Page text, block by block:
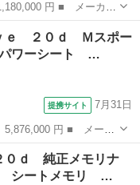
： ｓＤｒｉｖｅ３
リアランスソナー オ
ｅ ２０ｄ Ｍスポー
ワーシート …
提携サイト 7月31日
名： ｘＤｒｉｖ
ーシート 前席シー
０ｄ 純正メモリナ
シートメモリ …